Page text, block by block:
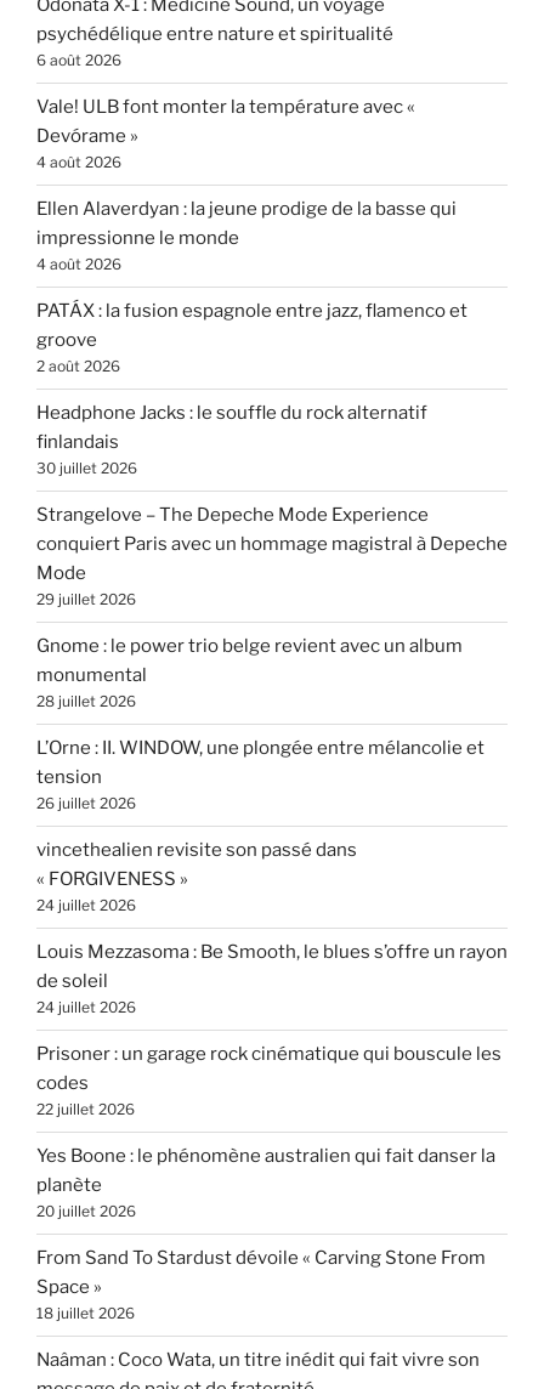
Odonata X-1 : Medicine Sound, un voyage
psychédélique entre nature et spiritualité
6 août 2026
Vale! ULB font monter la température avec «
Devórame »
4 août 2026
Ellen Alaverdyan : la jeune prodige de la basse qui
impressionne le monde
4 août 2026
PATÁX : la fusion espagnole entre jazz, flamenco et
groove
2 août 2026
Headphone Jacks : le souffle du rock alternatif
finlandais
30 juillet 2026
Strangelove – The Depeche Mode Experience
conquiert Paris avec un hommage magistral à Depeche
Mode
29 juillet 2026
Gnome : le power trio belge revient avec un album
monumental
28 juillet 2026
L’Orne : II. WINDOW, une plongée entre mélancolie et
tension
26 juillet 2026
vincethealien revisite son passé dans
« FORGIVENESS »
24 juillet 2026
Louis Mezzasoma : Be Smooth, le blues s’offre un rayon
de soleil
24 juillet 2026
Prisoner : un garage rock cinématique qui bouscule les
codes
22 juillet 2026
Yes Boone : le phénomène australien qui fait danser la
planète
20 juillet 2026
From Sand To Stardust dévoile « Carving Stone From
Space »
18 juillet 2026
Naâman : Coco Wata, un titre inédit qui fait vivre son